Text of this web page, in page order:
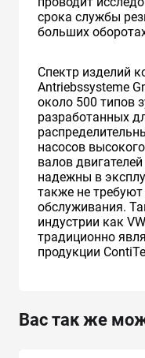
срока службы
больших
Спектр изделий
Antriebssysteme
около 500 типов
разработанных
насосов
валов
надежны в
также не требуют
обслуживания.
индустрии как
традиционно
продукции
Вас так же